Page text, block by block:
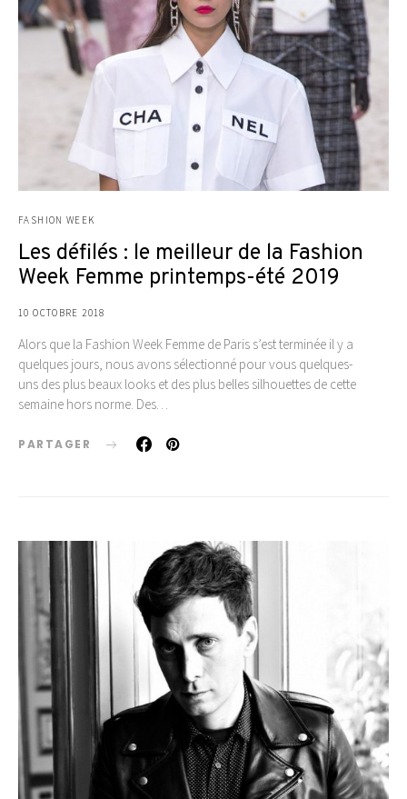
FASHION WEEK
Les défilés : le meilleur de la Fashion
Week Femme printemps-été 2019
10 OCTOBRE 2018
Alors que la Fashion Week Femme de Paris s’est terminée il y a
quelques jours, nous avons sélectionné pour vous quelques-
uns des plus beaux looks et des plus belles silhouettes de cette
semaine hors norme. Des…
PARTAGER